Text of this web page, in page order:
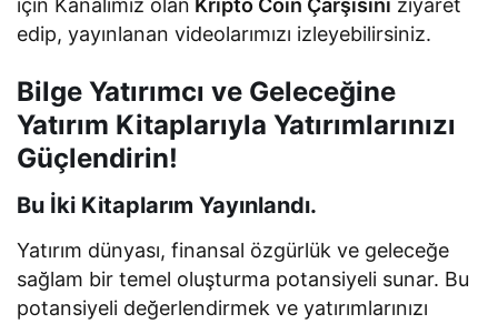
için Kanalımız olan Kripto Coin Çarşısını ziyaret
edip, yayınlanan videolarımızı izleyebilirsiniz.
Bilge Yatırımcı ve Geleceğine
Yatırım Kitaplarıyla Yatırımlarınızı
Güçlendirin!
Bu İki Kitaplarım Yayınlandı.
Yatırım dünyası, finansal özgürlük ve geleceğe
sağlam bir temel oluşturma potansiyeli sunar. Bu
potansiyeli değerlendirmek ve yatırımlarınızı